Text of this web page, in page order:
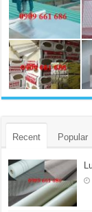
Recent Popular